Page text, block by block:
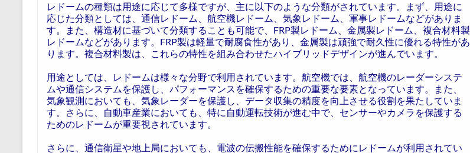
レドームの種類は用途に応じて多様ですが、主に以下のような分類がされています。まず、用途に
応じた分類としては、通信レドーム、航空機レドーム、気象レドーム、軍事レドームなどがありま
す。また、構造材に基づいて分類することも可能で、FRP製レドーム、金属製レドーム、複合材料製
レドームなどがあります。FRP製は軽量で耐腐食性があり、金属製は頑強で耐久性に優れる特性があ
ります。複合材料製は、これらの特性を組み合わせたハイブリッドデザインが進んでいます。
用途としては、レドームは様々な分野で利用されています。航空機では、航空機のレーダーシステ
ムや通信システムを保護し、パフォーマンスを確保するための重要な要素となっています。また、
気象観測においても、気象レーダーを保護し、データ収集の精度を向上させる役割を果たしていま
す。さらに、自動車産業においても、特に自動運転技術が進む中で、センサーやカメラを保護する
ためのレドームが重要視されています。
さらに、通信衛星や地上局においても、電波の伝搬性能を確保するためにレドームが利用されてい